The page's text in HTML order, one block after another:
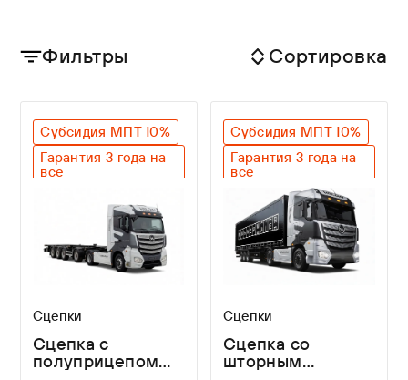
Фильтры Сортировка
Субсидия МПТ 10%
Гарантия 3 года на
все
Сцепки
Сцепка с
полуприцепом
Субсидия МПТ 10%
Гарантия 3 года на
все
Оригинальный SAF
Легкий вес
Сцепки
Сцепка со
шторным